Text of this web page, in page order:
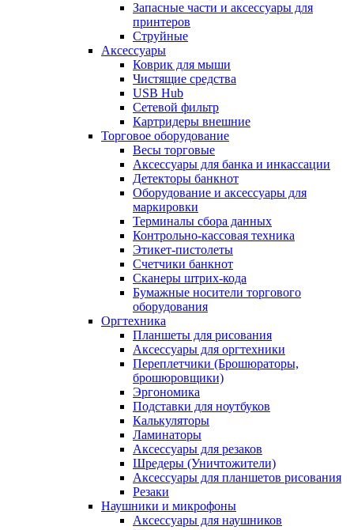
Запасные части и аксессуары для
принтеров
Струйные
Аксессуары
Коврик для мыши
Чистящие средства
USB Hub
Сетевой фильтр
Картридеры внешние
Торговое оборудование
Весы торговые
Аксессуары для банка и инкассации
Детекторы банкнот
Оборудование и аксессуары для
маркировки
Терминалы сбора данных
Контрольно-кассовая техника
Этикет-пистолеты
Счетчики банкнот
Сканеры штрих-кода
Бумажные носители торгового
оборудования
Оргтехника
Планшеты для рисования
Аксессуары для оргтехники
Переплетчики (Брошюраторы,
брошюровщики)
Эргономика
Подставки для ноутбуков
Калькуляторы
Ламинаторы
Аксессуары для резаков
Шредеры (Уничтожители)
Аксессуары для планшетов рисования
Резаки
Наушники и микрофоны
Аксессуары для наушников